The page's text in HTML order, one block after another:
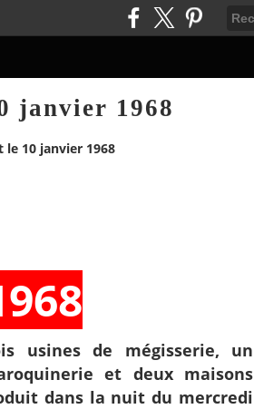
janvier 1968
le 10 janvier 1968
usines de mégisserie, un
et deux maisons
dans la nuit du mercredi